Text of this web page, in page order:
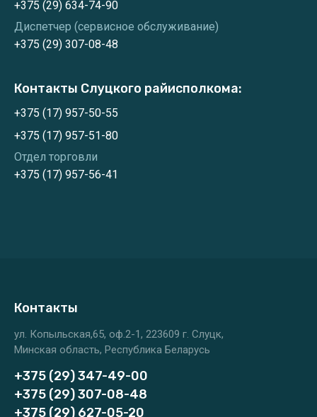
+375 (29) 634-74-90
Диспетчер (сервисное обслуживание)
+375 (29) 307-08-48
Контакты Слуцкого райисполкома:
+375 (17) 957-50-55
+375 (17) 957-51-80
Отдел торговли
+375 (17) 957-56-41
Контакты
ул. Копыльская,65, оф.2-1, 223609 г. Слуцк,
Минская область, Республика Беларусь
+375 (29) 347-49-00
+375 (29) 307-08-48
+375 (29) 627-05-20